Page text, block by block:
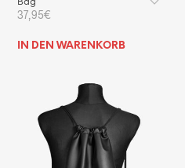
Bag
37,95€
IN DEN WARENKORB